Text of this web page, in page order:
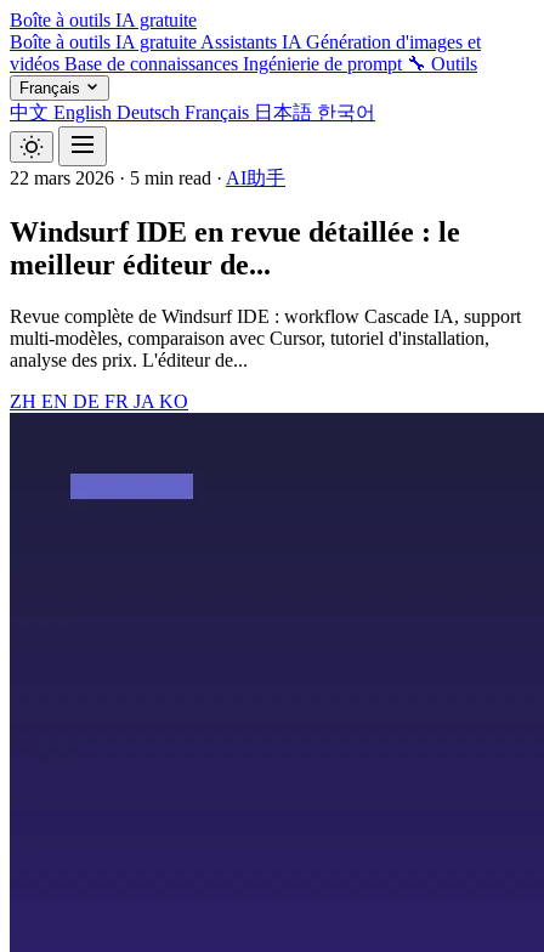
Boîte à outils IA gratuite
Boîte à outils IA gratuite Assistants IA Génération d'images et
vidéos Base de connaissances Ingénierie de prompt 🔧 Outils
Français
中文 English Deutsch Français 日本語 한국어
22 mars 2026 · 5 min read · AI助手
Windsurf IDE en revue détaillée : le
meilleur éditeur de...
Revue complète de Windsurf IDE : workflow Cascade IA, support
multi-modèles, comparaison avec Cursor, tutoriel d'installation,
analyse des prix. L'éditeur de...
ZH EN DE FR JA KO